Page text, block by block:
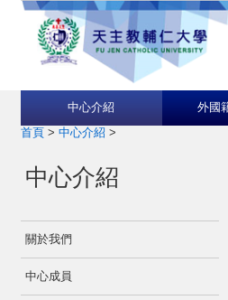
中心介紹 外國
首頁 > 中心介紹 >
中心介紹
關於我們
中心成員